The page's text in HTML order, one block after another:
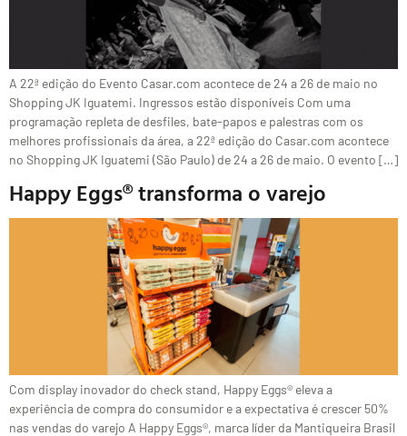
A 22ª edição do Evento Casar.com acontece de 24 a 26 de maio no
Shopping JK Iguatemi. Ingressos estão disponíveis Com uma
programação repleta de desfiles, bate-papos e palestras com os
melhores profissionais da área, a 22ª edição do Casar.com acontece
no Shopping JK Iguatemi (São Paulo) de 24 a 26 de maio. O evento […]
Happy Eggs® transforma o varejo
Com display inovador do check stand, Happy Eggs® eleva a
experiência de compra do consumidor e a expectativa é crescer 50%
nas vendas do varejo A Happy Eggs®, marca líder da Mantiqueira Brasil